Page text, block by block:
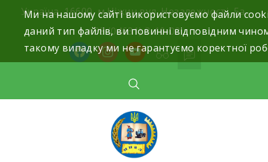
Україна, 16600, м.Ніжин вул. Незалежності, 5а.
+38 (04631) 3-10-02
facebookinstagramyoutube
Ми на нашому сайті використовуємо файли
даний тип файлів, ви повинні відповідним
такому випадку ми не гарантуємо коректної